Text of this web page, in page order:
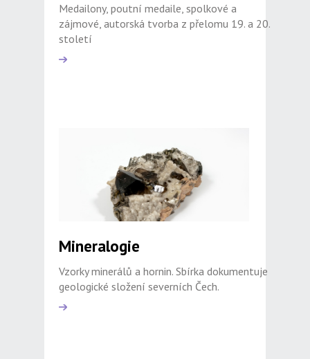
Medailony, poutní medaile, spolkové a
zájmové, autorská tvorba z přelomu 19. a 20.
století
Mineralogie
Vzorky minerálů a hornin. Sbírka dokumentuje
geologické složení severních Čech.